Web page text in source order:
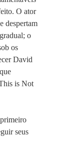
O ator
despertam
o
os
David
is Not
seus